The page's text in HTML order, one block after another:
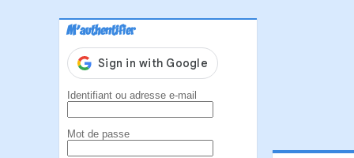
M'authentifier
Identifiant ou adresse e-mail
Mot de passe